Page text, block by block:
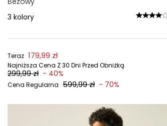
3 kolory
Teraz 179,99 zł
Najniższa Cena Z 30 Dni Przed Obniżką
299,99 zł - 40%
Cena Regularna 599,99 zł - 70%